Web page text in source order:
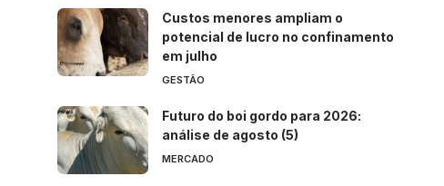
Custos menores ampliam o
potencial de lucro no confinamento
em julho
GESTÃO
Futuro do boi gordo para 2026:
análise de agosto (5)
MERCADO